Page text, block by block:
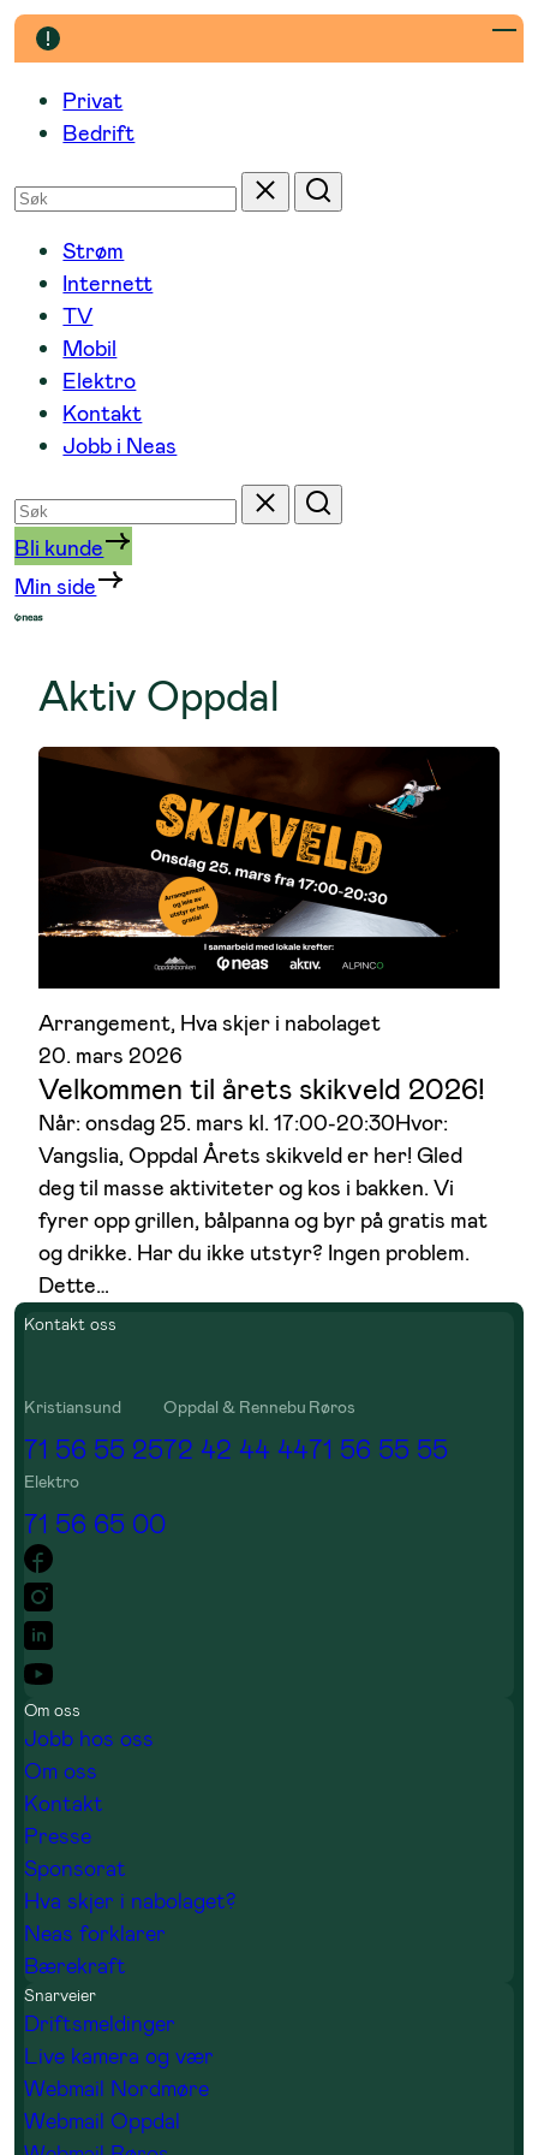
Hopp
til
innholdPrivat
Bedrift
Søk
etter
Tilbakestill
Søk
Strøm
Internett
TV
Mobil
Elektro
Kontakt
Jobb i Neas
Søk
etter
Tilbakestill
Søk
Bli kunde
Min side
Aktiv Oppdal
Arrangement, Hva skjer i nabolaget
20. mars 2026
Velkommen til årets skikveld 2026!
Når: onsdag 25. mars kl. 17:00-20:30Hvor:
Vangslia, Oppdal Årets skikveld er her! Gled
deg til masse aktiviteter og kos i bakken. Vi
fyrer opp grillen, bålpanna og byr på gratis mat
og drikke. Har du ikke utstyr? Ingen problem.
Dette…
Kontakt oss
Kristiansund
71 56 55 25
Oppdal & Rennebu
72 42 44 44
Røros
71 56 55 55
Elektro
71 56 65 00
Om oss
Jobb hos oss
Om oss
Kontakt
Presse
Sponsorat
Hva skjer i nabolaget?
Neas forklarer
Bærekraft
Snarveier
Driftsmeldinger
Live kamera og vær
Webmail Nordmøre
Webmail Oppdal